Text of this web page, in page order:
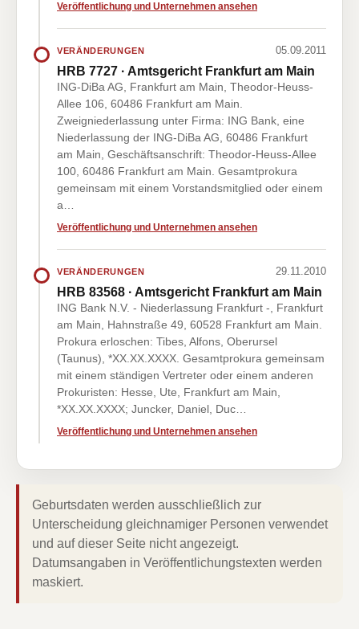
Veröffentlichung und Unternehmen ansehen
VERÄNDERUNGEN 05.09.2011
HRB 7727 · Amtsgericht Frankfurt am Main
ING-DiBa AG, Frankfurt am Main, Theodor-Heuss-
Allee 106, 60486 Frankfurt am Main.
Zweigniederlassung unter Firma: ING Bank, eine
Niederlassung der ING-DiBa AG, 60486 Frankfurt
am Main, Geschäftsanschrift: Theodor-Heuss-Allee
100, 60486 Frankfurt am Main. Gesamtprokura
gemeinsam mit einem Vorstandsmitglied oder einem
a…
Veröffentlichung und Unternehmen ansehen
VERÄNDERUNGEN 29.11.2010
HRB 83568 · Amtsgericht Frankfurt am Main
ING Bank N.V. - Niederlassung Frankfurt -, Frankfurt
am Main, Hahnstraße 49, 60528 Frankfurt am Main.
Prokura erloschen: Tibes, Alfons, Oberursel
(Taunus), *XX.XX.XXXX. Gesamtprokura gemeinsam
mit einem ständigen Vertreter oder einem anderen
Prokuristen: Hesse, Ute, Frankfurt am Main,
*XX.XX.XXXX; Juncker, Daniel, Duc…
Veröffentlichung und Unternehmen ansehen
Geburtsdaten werden ausschließlich zur
Unterscheidung gleichnamiger Personen verwendet
und auf dieser Seite nicht angezeigt.
Datumsangaben in Veröffentlichungstexten werden
maskiert.